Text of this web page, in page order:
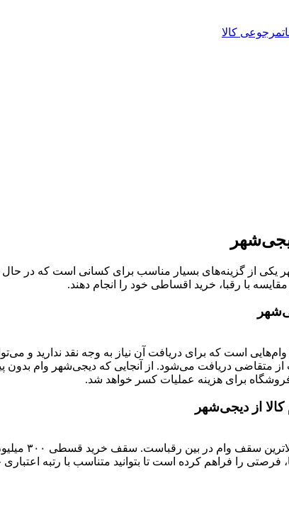
مرجوعی کالا
از گزینه‌های بسیار مناسب برای کسانی است که در حال
مقایسه با رقبا، خرید اقساطی خود را انجام دهند.
وام‌هایی است که برای دریافت آن نیاز به وجه نقد ندارید و
متقاضی دریافت می‌شود. از آنجایی که دیجی‌شهر وام
فروشگاه برای هزینه عملیات کسر خواهد شد.
از دیجی‌شهر
سقف
است تا بتوانید متناسب با رتبه اعتباری خود تا ۳۰۰ میلیون وام دریافت کنید و خرید اعتباری خود را